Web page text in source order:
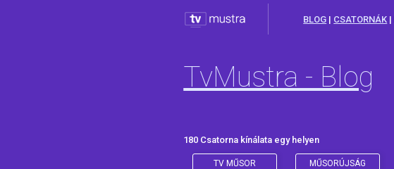
BLOG | CSATORNÁK |
TvMustra - Blog
180 Csatorna kínálata egy helyen
TV MŰSOR MŰSORÚJSÁG